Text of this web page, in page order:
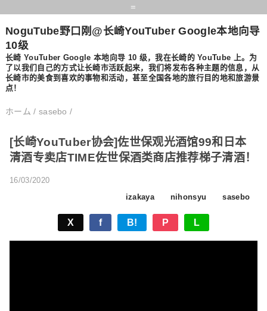
=
NoguTube野口刚@长崎YouTuber Google本地向导
10级
长崎 YouTuber Google 本地向导 10 级，我在长崎的 YouTube 上。为
了以我们自己的方式让长崎市活跃起来，我们将发布各种主题的信息，从
长崎市的美食到喜欢的事物和活动，甚至全国各地的旅行目的地和旅游景
点！
ホーム / sasebo /
[长崎YouTuber协会]佐世保观光酒馆99和日本
清酒专卖店TIME佐世保酒类商店推荐梯子清酒！
16/03/2020
izakaya
nihonsyu sasebo
X f B! P L